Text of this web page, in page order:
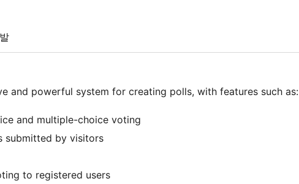
and powerful system for creating polls, with features such as:
and multiple-choice voting
submitted by visitors
to registered users